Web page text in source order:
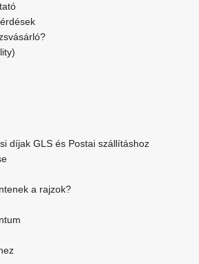
díjak GLS és Postai szállításhoz
a rajzok?